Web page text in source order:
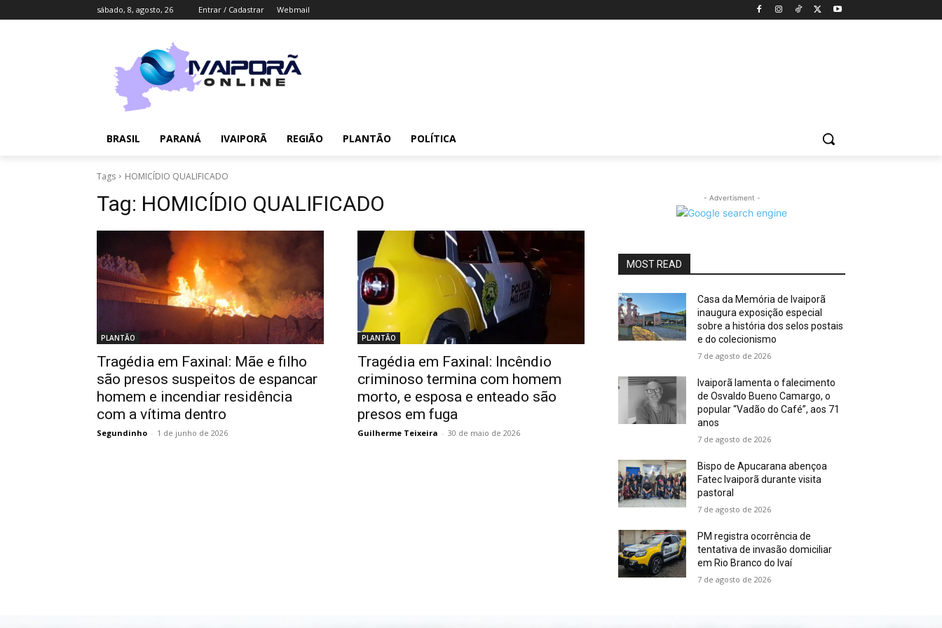
sábado, 8, agosto, 26 Entrar / Cadastrar Webmail
BRASIL PARANÁ IVAIPORÃ REGIÃO PLANTÃO POLÍTICA
Tags HOMICÍDIO QUALIFICADO
Tag: HOMICÍDIO QUALIFICADO
PLANTÃO
Tragédia em Faxinal: Mãe e filho
são presos suspeitos de espancar
homem e incendiar residência
com a vítima dentro
Segundinho - 1 de junho de 2026
PLANTÃO
Tragédia em Faxinal: Incêndio
criminoso termina com homem
morto, e esposa e enteado são
presos em fuga
Guilherme Teixeira - 30 de maio de 2026
- Advertisment -
MOST READ
Casa da Memória de Ivaiporã
inaugura exposição especial
sobre a história dos selos postais
e do colecionismo
7 de agosto de 2026
Ivaiporã lamenta o falecimento
de Osvaldo Bueno Camargo, o
popular “Vadão do Café”, aos 71
anos
7 de agosto de 2026
Bispo de Apucarana abençoa
Fatec Ivaiporã durante visita
pastoral
7 de agosto de 2026
PM registra ocorrência de
tentativa de invasão domiciliar
em Rio Branco do Ivaí
7 de agosto de 2026